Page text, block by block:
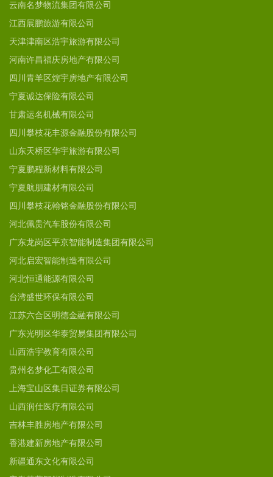
云南名梦物流集团有限公司
江西展鹏旅游有限公司
天津津南区浩宇旅游有限公司
河南许昌福庆房地产有限公司
四川青羊区煌宇房地产有限公司
宁夏诚达保险有限公司
甘肃运名机械有限公司
四川攀枝花丰源金融股份有限公司
山东天桥区华宇旅游有限公司
宁夏鹏程新材料有限公司
宁夏航朋建材有限公司
四川攀枝花翰铭金融股份有限公司
河北佩贵汽车股份有限公司
广东龙岗区平京智能制造集团有限公司
河北启宏智能制造有限公司
河北恒通能源有限公司
台湾盛世环保有限公司
江苏六合区明德金融有限公司
广东光明区华泰贸易集团有限公司
山西浩宇教育有限公司
贵州名梦化工有限公司
上海宝山区集日证券有限公司
山西润仕医疗有限公司
吉林丰胜房地产有限公司
香港建新房地产有限公司
新疆通东文化有限公司